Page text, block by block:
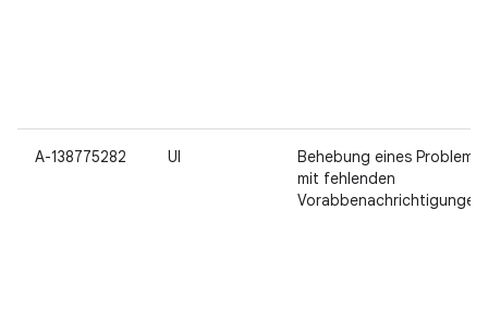
A-138775282 UI
Behebung eines Problems
mit fehlenden
Vorabbenachrichtigungen